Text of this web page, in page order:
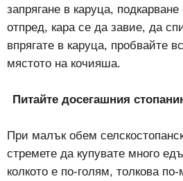
запрягане в каруца,
отпред, кара се да завие, да
впрягате в каруца, пробвайте
мястото на кочияша.
Питайте досегашния
При малък обем
стремете да купувате много
колкото е по-голям, толкова